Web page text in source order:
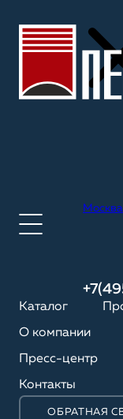
Москва
Каталог
О компании
Пресс-центр
Контакты
ОБРАТНАЯ